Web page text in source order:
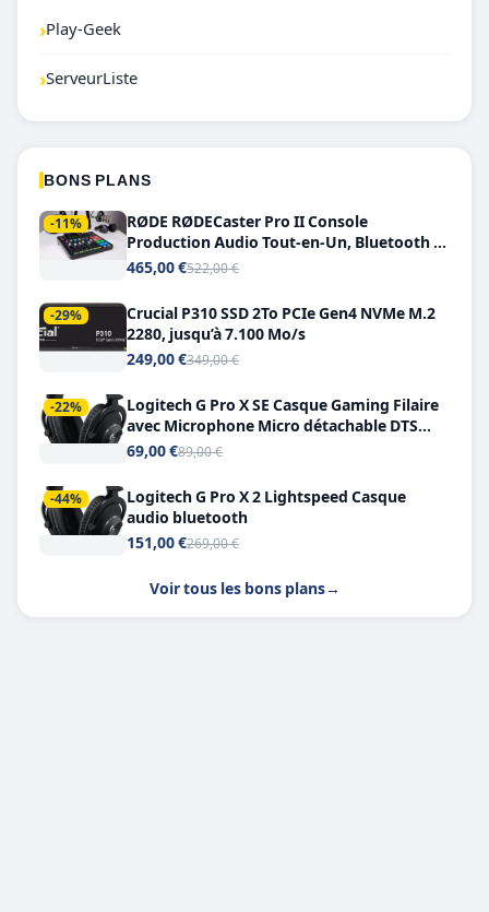
›Play-Geek
›ServeurListe
BONS PLANS
-11%
RØDE RØDECaster Pro II Console
Production Audio Tout-en-Un, Bluetooth et
Double USB-C
465,00 €522,00 €
-29%
Crucial P310 SSD 2To PCIe Gen4 NVMe M.2
2280, jusqu’à 7.100 Mo/s
249,00 €349,00 €
-22%
Logitech G Pro X SE Casque Gaming Filaire
avec Microphone Micro détachable DTS
Headphone X 7.1
69,00 €89,00 €
-44%
Logitech G Pro X 2 Lightspeed Casque
audio bluetooth
151,00 €269,00 €
Voir tous les bons plans→